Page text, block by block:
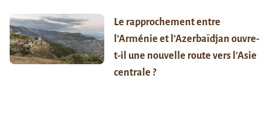
Le rapprochement entre
l’Arménie et l’Azerbaïdjan ouvre-
t-il une nouvelle route vers l’Asie
centrale ?